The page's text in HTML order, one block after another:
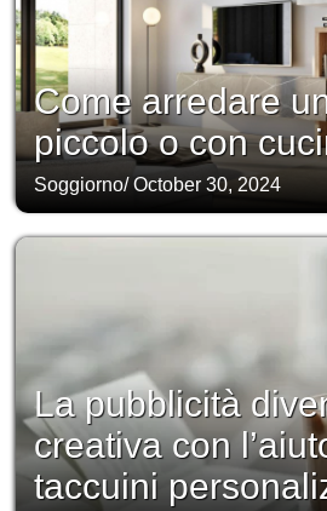
Come arredare
piccolo o con
Soggiorno/October 30, 2024
La pubblicità
creativa con
taccuini